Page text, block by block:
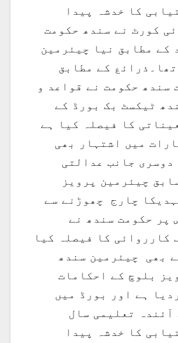
کا خدشہ پیدا
کورٹ نے سندھ حکومت
کے مطابق نیا چیئرمین
کے مطابق
سندھ حکومت نے قواعد و
ٹیکسٹ بک بورڈ کے
کا فیصلہ کیا ہے
میں اشتہار بھی
جانب عدالتی
چیئرمین پرویز
چارج چھوڑنے سے
پر حکومت سندھ نے
کارروائی کا فیصلہ کیا
بھی چیئرمین سندھ
بلوچ کے احکامات
ہے اور بورڈ میں
آئندہ تعلیمی سال
کا خدشہ پیدا